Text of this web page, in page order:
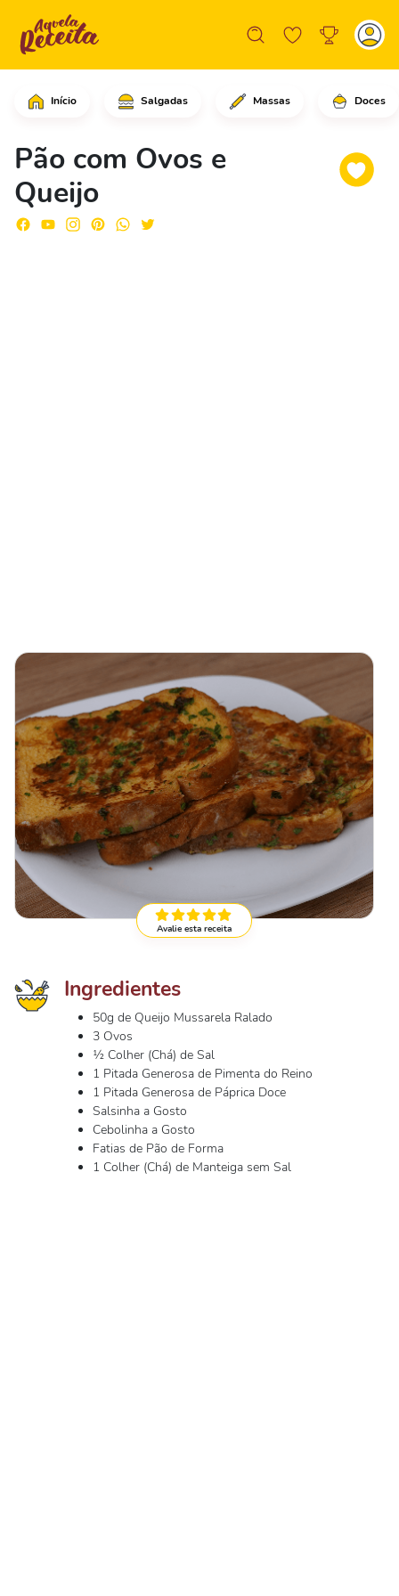
Início Salgadas Massas Doces
Pão com Ovos e
Queijo
Comece ralando o queijo
Avalie esta receita
Ingredientes
50g de Queijo Mussarela Ralado
3 Ovos
½ Colher (Chá) de Sal
1 Pitada Generosa de Pimenta do Reino
1 Pitada Generosa de Páprica Doce
Salsinha a Gosto
Cebolinha a Gosto
Fatias de Pão de Forma
1 Colher (Chá) de Manteiga sem Sal